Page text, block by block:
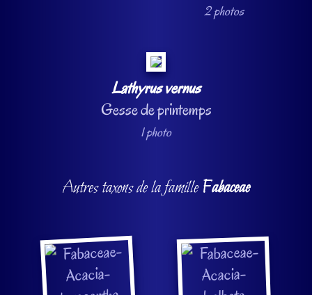
2 photos
Lathyrus vernus
Gesse de printemps
1 photo
Autres taxons de la famille Fabaceae